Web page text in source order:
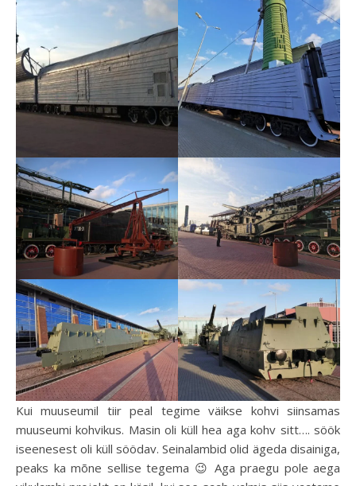
Kui muuseumil tiir peal tegime väikse kohvi siinsamas
muuseumi kohvikus. Masin oli küll hea aga kohv sitt…. söök
iseenesest oli küll söödav. Seinalambid olid ägeda disainiga,
peaks ka mõne sellise tegema 😉 Aga praegu pole aega